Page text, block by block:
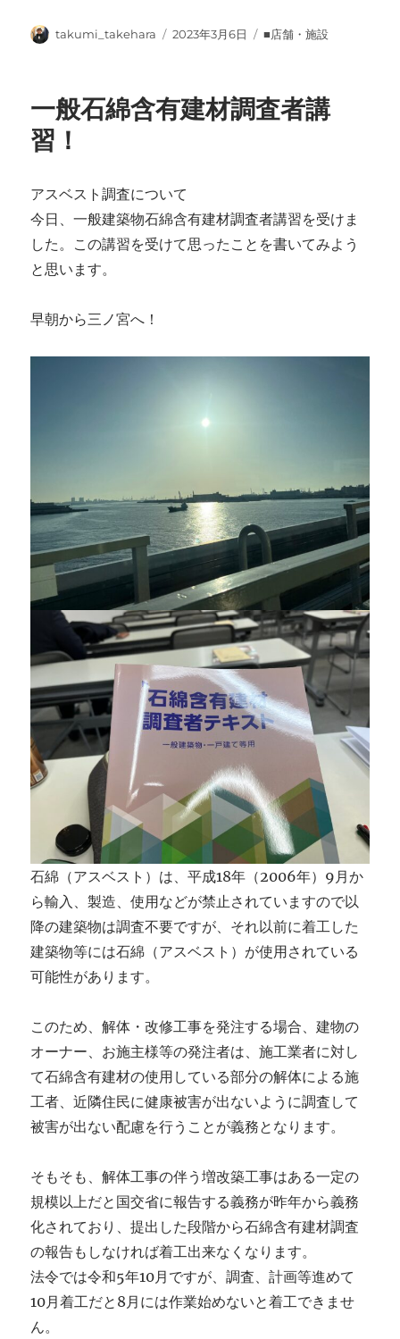
投
takumi_takehara
投
2023年3月6日
カ
ー
■店舗・施設
一般石綿含有建材調査者講
習！
アスベスト調査について
今日、一般建築物石綿含有建材調査者講習を受けま
した。この講習を受けて思ったことを書いてみよう
と思います。
早朝から三ノ宮へ！
石綿（アスベスト）は、平成18年（2006年）9月か
ら輸入、製造、使用などが禁止されていますので以
降の建築物は調査不要ですが、それ以前に着工した
建築物等には石綿（アスベスト）が使用されている
可能性があります。
このため、解体・改修工事を発注する場合、建物の
オーナー、お施主様等の発注者は、施工業者に対し
て石綿含有建材の使用している部分の解体による施
工者、近隣住民に健康被害が出ないように調査して
被害が出ない配慮を行うことが義務となります。
そもそも、解体工事の伴う増改築工事はある一定の
規模以上だと国交省に報告する義務が昨年から義務
化されており、提出した段階から石綿含有建材調査
の報告もしなければ着工出来なくなります。
法令では令和5年10月ですが、調査、計画等進めて
10月着工だと8月には作業始めないと着工できませ
ん。